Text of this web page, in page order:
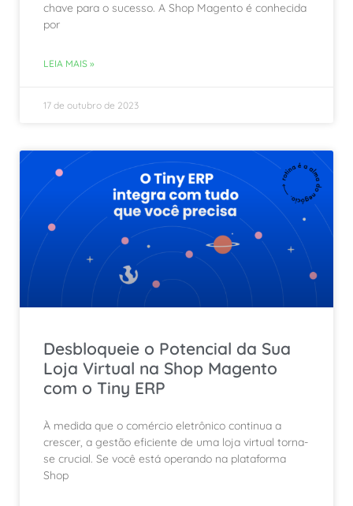
chave para o sucesso. A Shop Magento é conhecida
por
LEIA MAIS »
17 de outubro de 2023
Desbloqueie o Potencial da Sua
Loja Virtual na Shop Magento
com o Tiny ERP
À medida que o comércio eletrônico continua a
crescer, a gestão eficiente de uma loja virtual torna-
se crucial. Se você está operando na plataforma
Shop